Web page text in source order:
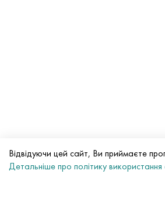
Відвідуючи цей сайт, Ви приймаєте
Детальніше про політику